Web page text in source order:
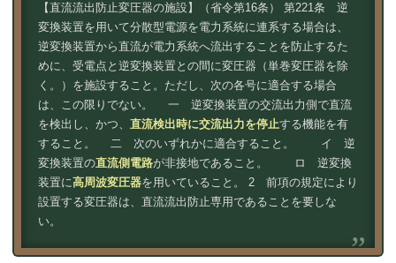
【直流流出防止変圧器の施設】（省令第16条） 第221条 逆
変換装置を用いて分散型電源を電力系統に連系する場合は、
逆変換装置から直流が電力系統へ流出することを防止するた
めに、受電点と逆変換装置との間に変圧器（単巻変圧器を除
く。）を施設すること。ただし、次の各号に適合する場合
は、この限りでない。 一 逆変換装置の交流出力側で直流
を検出し、かつ、 直流検出時に交流出力を停止する機能を有
すること。 二 次のいずれかに適合すること。 イ 逆
変換装置の直流側電路が非接地であること。 ロ 逆変換
装置に高周波変圧器を用いていること。 2 前項の規定により
設置する変圧器は、直流流出防止専用であることを要しな
い。